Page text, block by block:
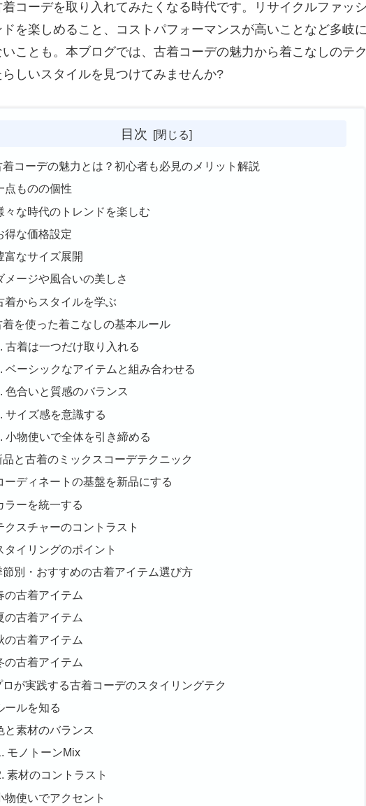
コーデを取り入れてみたくなる時代です。リサイクルファッ
を楽しめること、コストパフォーマンスが高いことなど多岐
ことも。本ブログでは、古着コーデの魅力から着こなしのテ
しいスタイルを見つけてみませんか?
目次
着コーデの魅力とは？初心者も必見のメリット解説
点ものの個性
々な時代のトレンドを楽しむ
得な価格設定
富なサイズ展開
メージや風合いの美しさ
着からスタイルを学ぶ
着を使った着こなしの基本ルール
古着は一つだけ取り入れる
ベーシックなアイテムと組み合わせる
色合いと質感のバランス
サイズ感を意識する
小物使いで全体を引き締める
品と古着のミックスコーデテクニック
ーディネートの基盤を新品にする
ラーを統一する
クスチャーのコントラスト
タイリングのポイント
節別・おすすめの古着アイテム選び方
の古着アイテム
の古着アイテム
の古着アイテム
の古着アイテム
ロが実践する古着コーデのスタイリングテク
ールを知る
と素材のバランス
モノトーンMix
素材のコントラスト
物使いでアクセント